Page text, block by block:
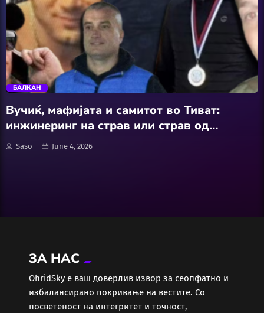
Wellness
АвтоКлуб
Балкан
Бизнис
Еротика
Забава
trending_flat
БАЛКАН
Вучиќ, мафијата и самитот во Тиват:
инжинеринг на страв или страв од
вистината?
Saso June 4, 2026
ЗА НАС
ОhridSky е ваш доверлив извор за сеопфатно и
избалансирано покривање на вестите. Со
посветеност на интегритет и точност,